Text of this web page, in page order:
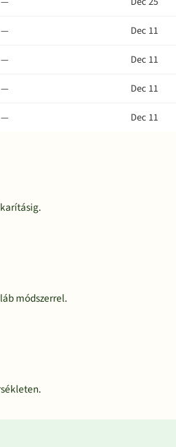
— Dec 11
— Dec 11
— Dec 11
— Dec 11
módszerrel.